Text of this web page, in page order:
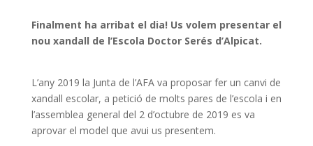
Finalment ha arribat el dia! Us volem presentar el
nou xandall de l’Escola Doctor Serés d’Alpicat.
L’any 2019 la Junta de l’AFA va proposar fer un canvi de
xandall escolar, a petició de molts pares de l’escola i en
l’assemblea general del 2 d’octubre de 2019 es va
aprovar el model que avui us presentem.